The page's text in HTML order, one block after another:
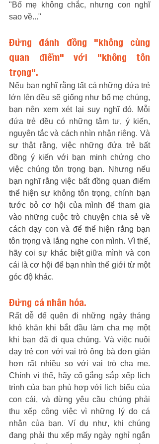
"Bố mẹ không chắc, nhưng con nghĩ
sao về..."
Đừng đánh đồng "không cùng
quan điểm" với "không tôn
trọng".
Nếu bạn nghĩ rằng tất cả những đứa trẻ
lớn lên đều sẽ giống như bố mẹ chúng,
bạn nên xem xét lại suy nghĩ đó. Mỗi
đứa trẻ đều có những tâm tư, ý kiến,
nguyên tắc và cách nhìn nhận riêng. Và
sự thật rằng, việc những đứa trẻ bất
đồng ý kiến với bạn minh chứng cho
việc chúng tôn trọng bạn. Nhưng nếu
bạn nghĩ rằng việc bất đồng quan điểm
thể hiện sự không tôn trọng, chính bạn
tước bỏ cơ hội của mình để tham gia
vào những cuộc trò chuyện chia sẻ về
cách dạy con và để thể hiện rằng bạn
tôn trọng và lắng nghe con mình. Vì thế,
hãy coi sự khác biệt giữa mình và con
cái là cơ hội để bạn nhìn thế giới từ một
góc độ khác.
Đừng cá nhân hóa.
Rất dễ để quên đi những ngày tháng
khó khăn khi bắt đầu làm cha mẹ một
khi bạn đã đi qua chúng. Và việc nuôi
dạy trẻ con với vai trò ông bà đơn giản
hơn rất nhiều so với vai trò cha mẹ.
Chính vì thế, hãy cố gắng sắp xếp lịch
trình của bạn phù hợp với lịch biểu của
con cái, và đừng yêu cầu chúng phải
thu xếp công việc vì những lý do cá
nhân của bạn. Ví dụ như, khi chúng
đang phải thu xếp mấy ngày nghỉ ngắn